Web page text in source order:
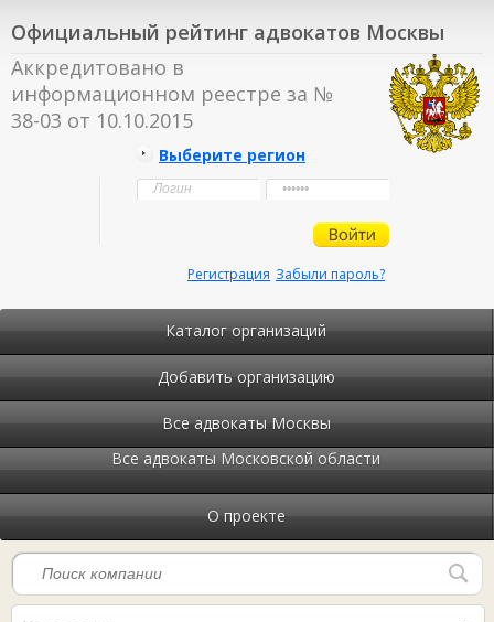
Официальный рейтинг адвокатов Москвы
Аккредитовано в
информационном реестре за №
38-03 от 10.10.2015
Выберите регион
Забыли пароль?
Регистрация
Каталог организаций
Добавить организацию
Все адвокаты Москвы
Все адвокаты Московской области
О проекте